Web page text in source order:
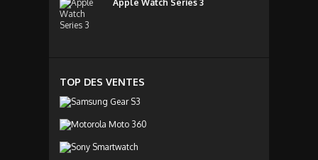
Apple Watch Series 3
TOP DES VENTES